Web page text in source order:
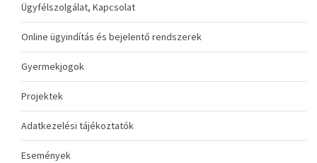
Ügyfélszolgálat, Kapcsolat
Online ügyindítás és bejelentő rendszerek
Gyermekjogok
Projektek
Adatkezelési tájékoztatók
Események